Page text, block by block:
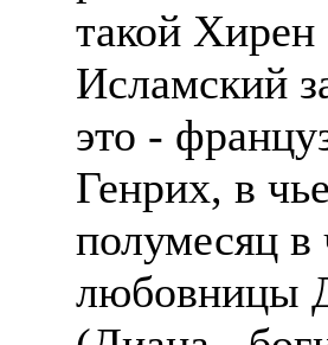
такой
Исламский
это -
Генрих, в
полумесяц в
любовницы